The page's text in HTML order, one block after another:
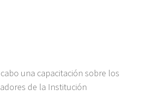
una capacitación sobre los
de la Institución